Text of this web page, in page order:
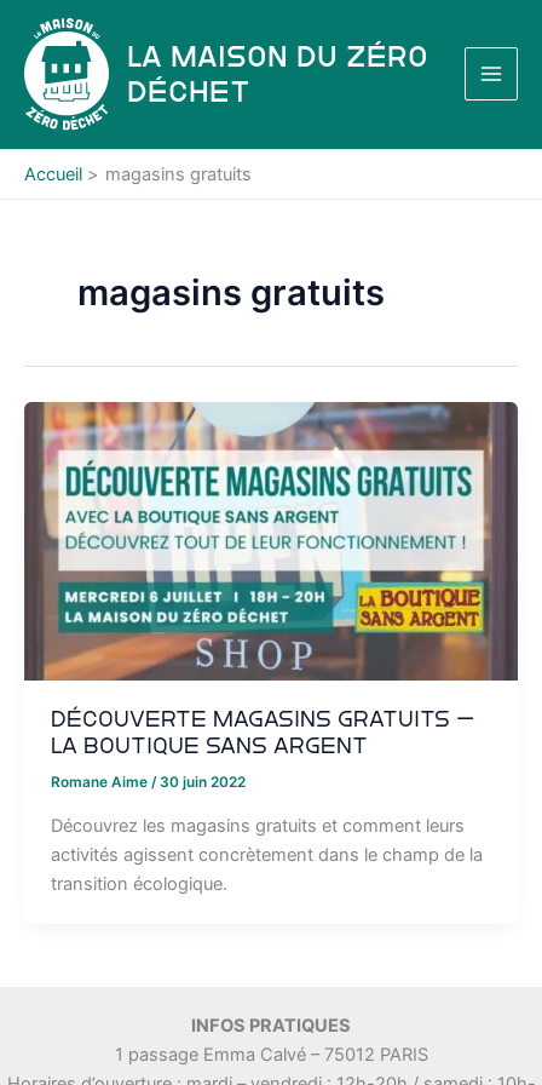
contenu
La Maison du Zéro
Déchet
Accueil magasins gratuits
magasins gratuits
Découverte magasins gratuits –
La boutique sans argent
Romane Aime /30 juin 2022
Découvrez les magasins gratuits et comment leurs
activités agissent concrètement dans le champ de la
transition écologique.
INFOS PRATIQUES
1 passage Emma Calvé – 75012 PARIS